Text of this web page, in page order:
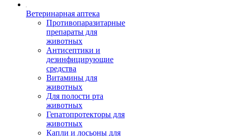
Ветеринарная аптека
Противопаразитарные
препараты для
животных
Антисептики и
дезинфицирующие
средства
Витамины для
животных
Для полости рта
животных
Гепатопротекторы для
животных
Капли и лосьоны для